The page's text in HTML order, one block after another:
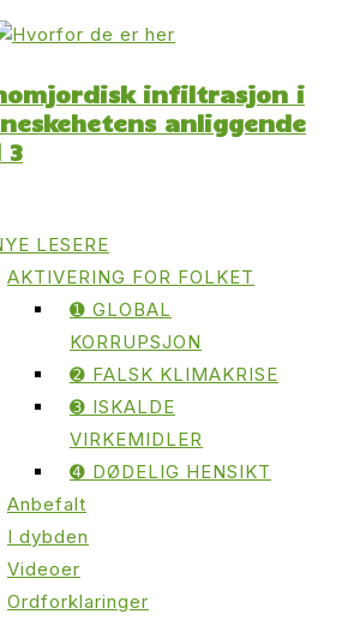
infiltrasjon i
anliggende
3
LESERE
AKTIVERING FOR FOLKET
➊ GLOBAL
KORRUPSJON
➋ FALSK KLIMAKRISE
➌ ISKALDE
VIRKEMIDLER
➍ DØDELIG HENSIKT
Anbefalt
I dybden
Videoer
Ordforklaringer